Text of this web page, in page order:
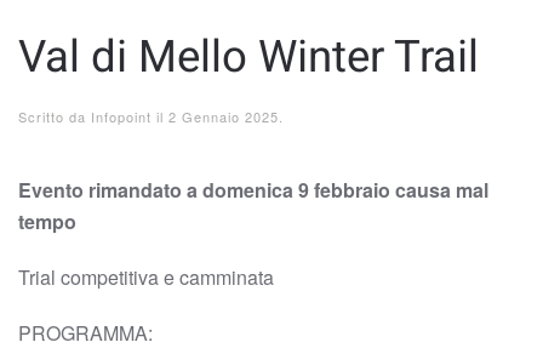
Val di Mello Winter Trail
Scritto da Infopoint il 2 Gennaio 2025
Evento rimandato a domenica 9 febbraio causa mal
tempo
Trial competitiva e camminata
PROGRAMMA: